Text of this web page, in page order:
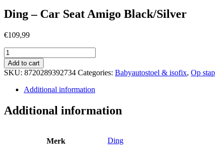
Ding – Car Seat Amigo Black/Silver
€109,99
Ding
-
Car
Seat
Amigo
Black/Silver
quantity
Add to cart
SKU: 8720289392734 Categories: Babyautostoel & isofix, Op stap
Additional information
Additional information
Merk Ding